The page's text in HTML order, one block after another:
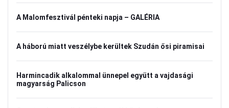
A Malomfesztivál pénteki napja – GALÉRIA
A háború miatt veszélybe kerültek Szudán ősi piramisai
Harmincadik alkalommal ünnepel együtt a vajdasági
magyarság Palicson